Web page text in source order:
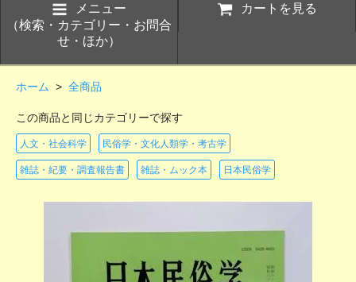
メニュー
（検索・カテゴリー・お問合
せ・ほか）
カートを見る
ホーム > 全商品
この商品と同じカテゴリーで探す
人文・社会科学 民俗学・文化人類学・考古学
雑誌・紀要・調査報告書 雑誌・ムック本 日本民俗学